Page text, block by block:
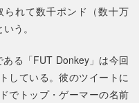
られて数千ポンド（数十万
う。
る「FUT Donkey」は今回
している。彼のツイートに
でトップ・ゲーマーの名前